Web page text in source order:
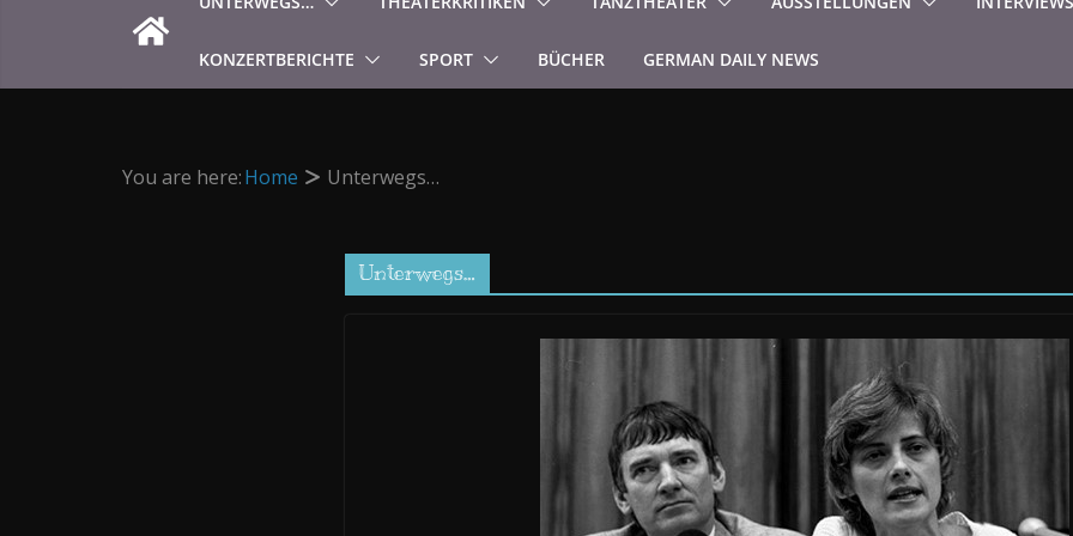
KONZERTBERICHTE SPORT BÜCHER GERMAN DAILY NEWS
You are here:Home Unterwegs…
Unterwegs…